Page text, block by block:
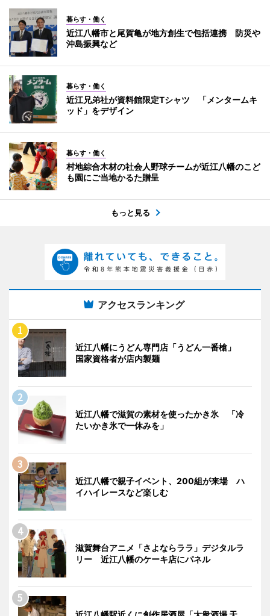
暮らす・働く
近江八幡市と尾賀亀が地方創生で包括連携 防災や
沖島振興など
暮らす・働く
近江兄弟社が資料館限定Tシャツ 「メンタームキ
ッド」をデザイン
暮らす・働く
村地綜合木材の社会人野球チームが近江八幡のこど
も園にご当地かるた贈呈
もっと見る
アクセスランキング
近江八幡にうどん専門店「うどん一番槍」
国家資格者が店内製麺
近江八幡で滋賀の素材を使ったかき氷 「冷
たいかき氷で一休みを」
近江八幡で親子イベント、200組が来場 ハ
イハイレースなど楽しむ
滋賀舞台アニメ「さよならララ」デジタルラ
リー 近江八幡のケーキ店にパネル